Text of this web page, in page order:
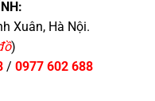
Xuân, Hà Nội.
)
/ 0977 602 688